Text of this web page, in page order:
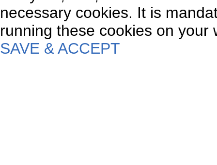
necessary cookies. It is
running these cookies on your
SAVE & ACCEPT